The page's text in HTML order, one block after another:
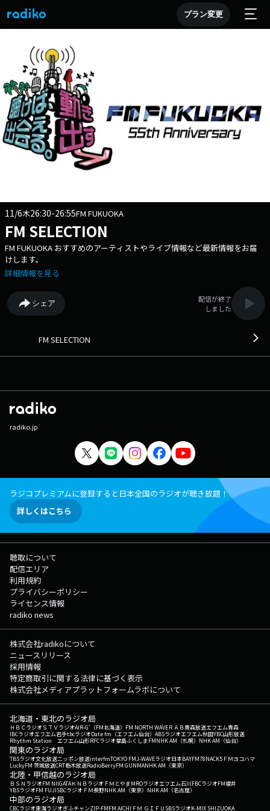
プラン変更
11/6木26:30-26:55FM FUKUOKA
FM SELECTION
FM FUKUOKA おすすめのアーティストやライブ情報など最新情報をお届
けします。
詳細情報を見る
シェア
配信が終了
しました
FM SELECTION
radiko.jp
ラジコプレミアムに登録すると日本全国のラジオが聴き放題！
詳しくはこちら
聴取について
配信エリア
利用規約
プライバシーポリシー
ライセンス情報
radiko news
株式会社radikoについて
ニュースリリース
採用情報
特定商取引に関する法律に基づく表示
株式会社メディアプラットフォームラボについて
北海道・東北のラジオ局
ＨＢＣラジオＳＴＶラジオAIR-G'（FM北海道） FM NORTH WAVEＲＡＢ青森放送エフエム青森
IBCラジオエフエム岩手tbcラジオDate fm（エフエム仙台） ABSラジオエフエム秋田YBC山形放送
Rhythm Station エフエム山形RFCラジオ福島ふくしまFMNHK AM（札幌） NHK AM（仙台）
関東のラジオ局
TBSラジオ文化放送ニッポン放送interfmTOKYO FMJ-WAVEラジオ日本BAYFM78NACK5 ＦＭヨコハマ
LuckyFM 茨城放送CRT栃木放送RadioBerryFM GUNMANHK AM（東京）
北陸・甲信越のラジオ局
ＢＳＮラジオFM NIIGATAＫＮＢラジオ ＦＭとやまMROラジオエフエム石川FBCラジオFM福井
YBSラジオFM FUJISBCラジオ ＦＭ長野NHK AM（東京） NHK AM（名古屋）
中部のラジオ局
CBCラジオ東海ラジオぎふチャンZIP-FMFM AICHI ＦＭ ＧＩＦＵ SBSラジオK-MIX SHIZUOKA